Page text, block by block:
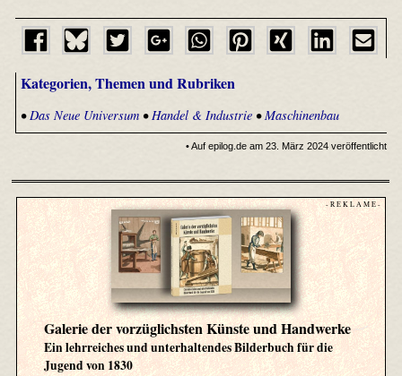
Kategorien, Themen und Rubriken
•Das Neue Universum•Handel & Industrie•Maschinenbau
• Auf epilog.de am 23. März 2024 veröffentlicht
- R E K L A M E -
Galerie der vorzüglichsten Künste und Handwerke
Ein lehrreiches und unterhaltendes Bilderbuch für die
Jugend von 1830